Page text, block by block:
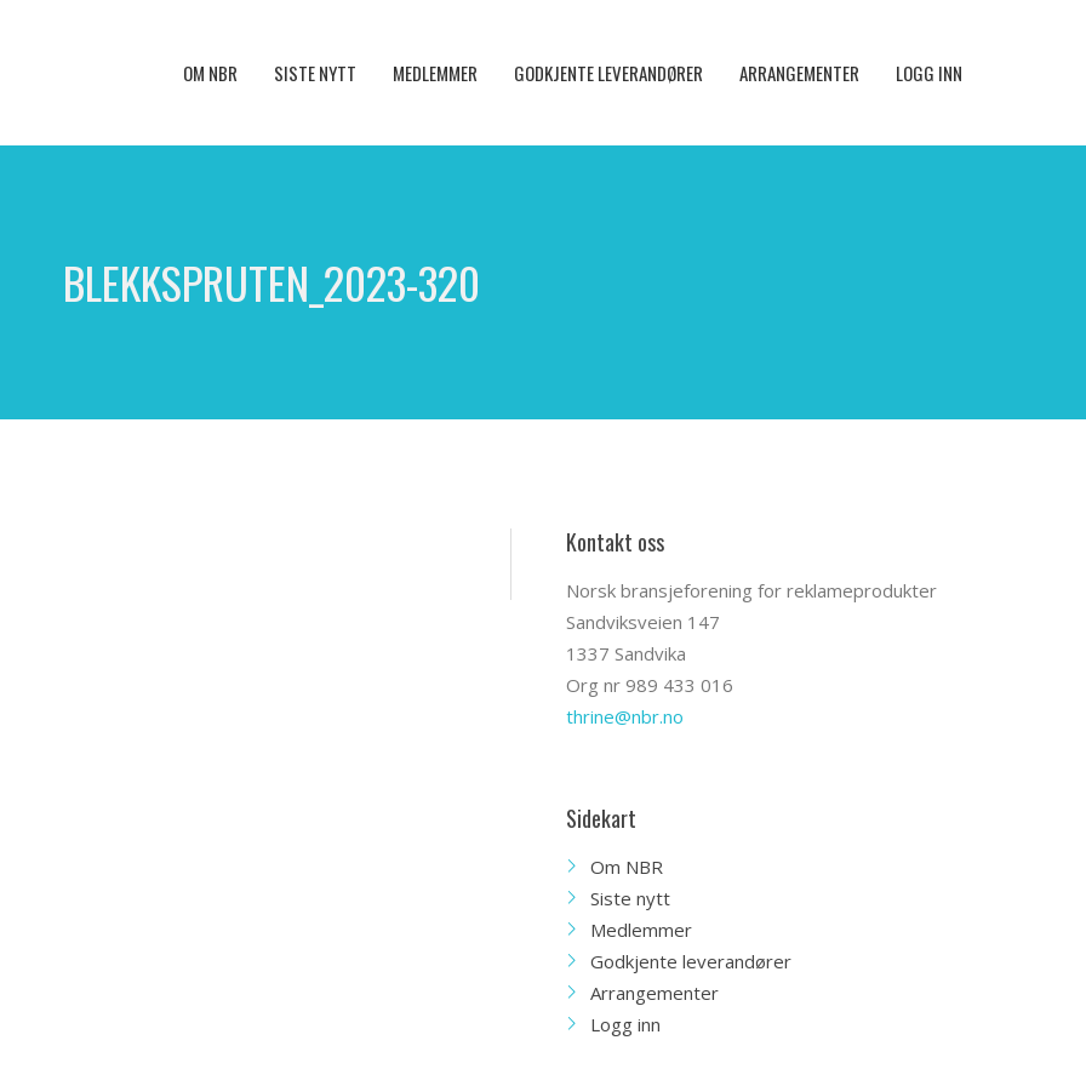
OM NBR SISTE NYTT MEDLEMMER GODKJENTE LEVERANDØRER ARRANGEMENTER LOGG INN
BLEKKSPRUTEN_2023-320
Kontakt oss
Norsk bransjeforening for reklameprodukter
Sandviksveien 147
1337 Sandvika
Org nr 989 433 016
thrine@nbr.no
Sidekart
Om NBR
Siste nytt
Medlemmer
Godkjente leverandører
Arrangementer
Logg inn